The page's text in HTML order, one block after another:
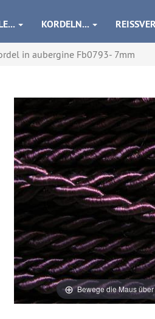
KORDELN...
in aubergine Fb0793- 7mm
Bewege die Maus